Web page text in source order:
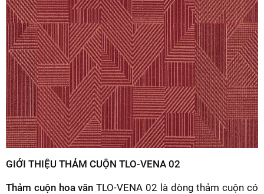
GIỚI THIỆU THẢM CUỘN TLO-VENA 02
Thảm cuộn hoa văn TLO-VENA 02 là dòng thảm cuộn có